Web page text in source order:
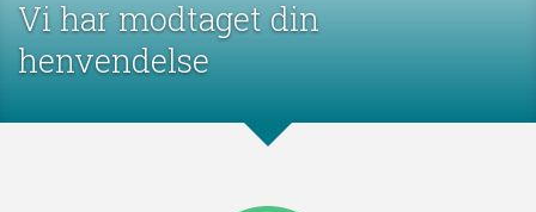
Vi har modtaget din
henvendelse